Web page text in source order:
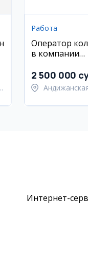
Работа
Оператор
в компании
2 500 000
Интернет-